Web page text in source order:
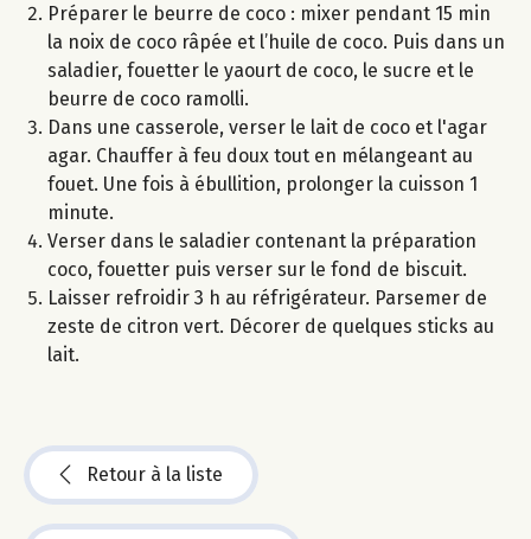
Préparer le beurre de coco : mixer pendant 15 min
la noix de coco râpée et l’huile de coco. Puis dans un
saladier, fouetter le yaourt de coco, le sucre et le
beurre de coco ramolli.
Dans une casserole, verser le lait de coco et l'agar
agar. Chauffer à feu doux tout en mélangeant au
fouet. Une fois à ébullition, prolonger la cuisson 1
minute.
Verser dans le saladier contenant la préparation
coco, fouetter puis verser sur le fond de biscuit.
Laisser refroidir 3 h au réfrigérateur. Parsemer de
zeste de citron vert. Décorer de quelques sticks au
lait.
Retour à la liste